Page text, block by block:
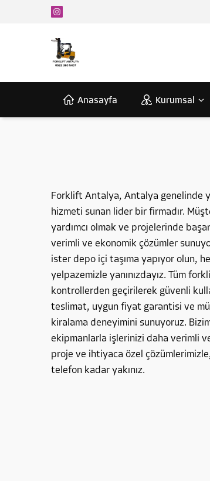
Anasayfa Kurumsal
Forklift Antalya, Antalya genelinde
hizmeti sunan lider bir firmadır.
yardımcı olmak ve projelerinde
verimli ve ekonomik çözümler
ister depo içi taşıma yapıyor olun,
yelpazemizle yanınızdayız. Tüm
kontrollerden geçirilerek güvenli
teslimat, uygun fiyat garantisi ve
kiralama deneyimini sunuyoruz.
ekipmanlarla işlerinizi daha verimli
proje ve ihtiyaca özel
telefon kadar yakınız.